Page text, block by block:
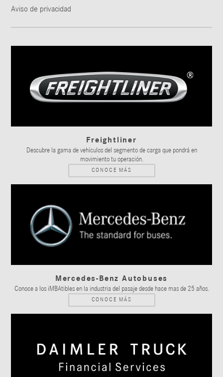
Aviso de privacidad
Freightliner
Descubre la gama de vehículos del segmento de carga que pondrá en
movimiento tu operación.
CONOCE MÁS
Mercedes-Benz Autobuses
Conoce a los iMBAtibles en la industria del pasaje desde hace mas de 25 años.
CONOCE MÁS